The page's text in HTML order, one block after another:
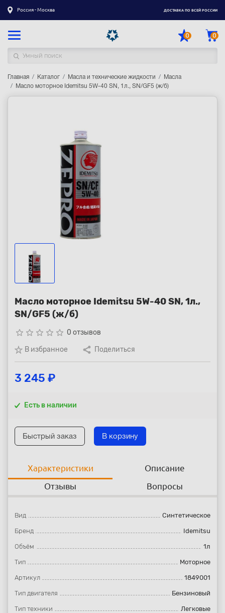
Россия - Москва ДОСТАВКА ПО ВСЕЙ РОССИИ
0 0
Каталог товаров
Оптовым и корпоративным клиентам
+7 (800) 250-15-01
Главная Каталог Масла и технические жидкости
Масла
Масло моторное Idemitsu 5W-40 SN, 1л., SN/GF5 (ж/б)
Масло моторное Idemitsu 5W-40 SN, 1л.,
SN/GF5 (ж/б)
star_border star_border star_border star_border star_border 0 отзывов
В избранное
Поделиться
3 245 ₽
Есть в наличии
Быстрый заказ В корзину
Характеристики
Описание
Отзывы
Вопросы
Вид Синтетическое
Бренд Idemitsu
Объём 1л
Тип Моторное
Артикул 1849001
Тип двигателя Бензиновый
Тип техники Легковые